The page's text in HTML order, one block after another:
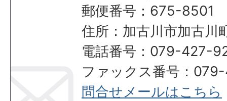
郵便番号：675-8501
住所：加古川市加古川
電話番号：079-427-
ファックス番号：
問合せメールはこちら